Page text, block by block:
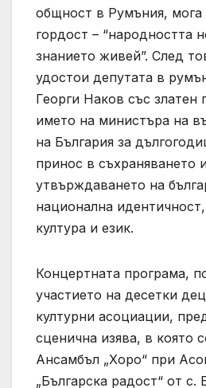
общност в Румъния, мога
гордост – “народността
знанието живей”. След
удостои депутата в
Георги Наков със златен
името на министъра на
на България за
принос в съхраняването
утвърждаването на
национална
култура и език.
Концертната програма,
участието на десетки
културни асоциации,
сценична изява, в която
Ансамбъл „Хоро“ при
„Българска радост“ от с.